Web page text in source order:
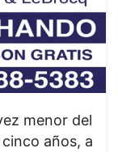
menor del
años, a